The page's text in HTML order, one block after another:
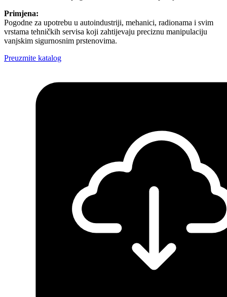
Primjena:
Pogodne za upotrebu u autoindustriji, mehanici, radionama i svim
vrstama tehničkih servisa koji zahtijevaju preciznu manipulaciju
vanjskim sigurnosnim prstenovima.
Preuzmite katalog